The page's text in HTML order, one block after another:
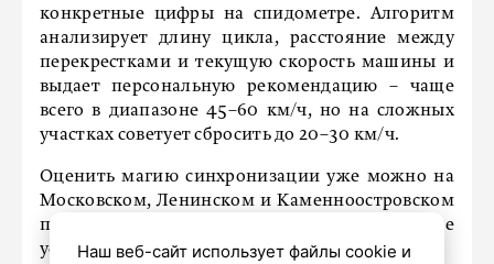
конкретные цифры на спидометре. Алгоритм
анализирует длину цикла, расстояние между
перекрестками и текущую скорость машины и
выдает персональную рекомендацию – чаще
всего в диапазоне 45–60 км/ч, но на сложных
участках советует сбросить до 20–30 км/ч.
Оценить магию синхронизации уже можно на
Московском, Ленинском и Каменноостровском
проспектах, а также на других магистралях, где
установлены интеллектуальные светофоры.
Наш веб-сайт использует файлы cookie и